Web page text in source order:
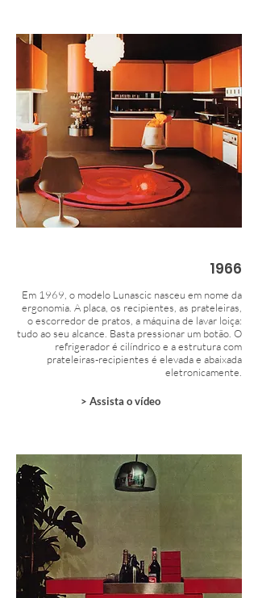
1966
Em 1969, o modelo Lunascic nasceu em nome da
ergonomia. A placa, os recipientes, as prateleiras,
o escorredor de pratos, a máquina de lavar loiça:
tudo ao seu alcance. Basta pressionar um botão. O
refrigerador é cilíndrico e a estrutura com
prateleiras-recipientes é elevada e abaixada
eletronicamente.
> Assista o vídeo